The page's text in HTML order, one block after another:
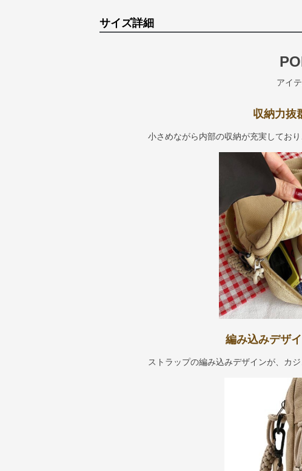
サイズ詳細
アイ
収納力抜
小さめながら内部の収納が充実してお
編み込みデザ
ストラップの編み込みデザインが、カ